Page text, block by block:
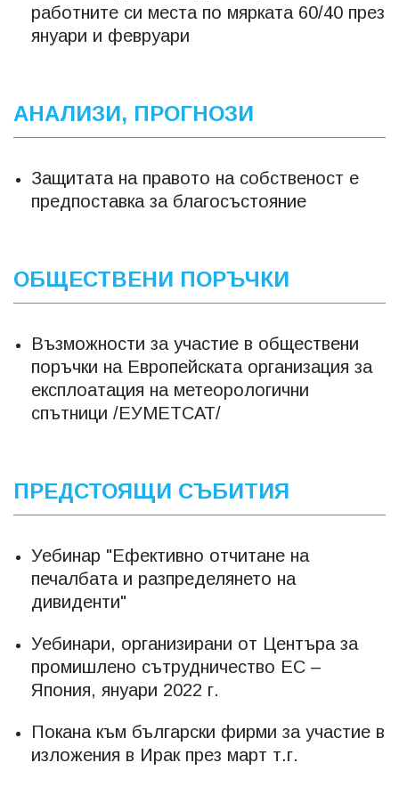
работните си места по мярката 60/40 през
януари и февруари
АНАЛИЗИ, ПРОГНОЗИ
Защитата на правото на собственост е
предпоставка за благосъстояние
ОБЩЕСТВЕНИ ПОРЪЧКИ
Възможности за участие в обществени
поръчки на Европейската организация за
експлоатация на метеорологични
спътници /ЕУМЕТСАТ/
ПРЕДСТОЯЩИ СЪБИТИЯ
Уебинар "Ефективно отчитане на
печалбата и разпределянето на
дивиденти"
Уебинари, организирани от Центъра за
промишлено сътрудничество ЕС –
Япония, януари 2022 г.
Покана към български фирми за участие в
изложения в Ирак през март т.г.